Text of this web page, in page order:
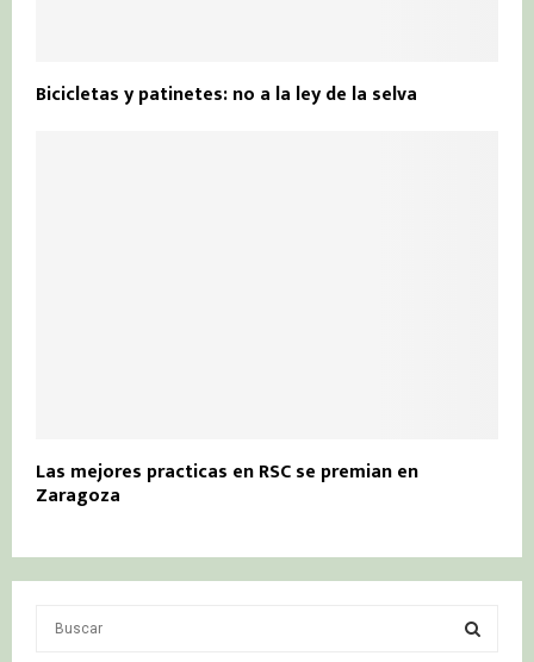
Bicicletas y patinetes: no a la ley de la selva
Las mejores practicas en RSC se premian en
Zaragoza